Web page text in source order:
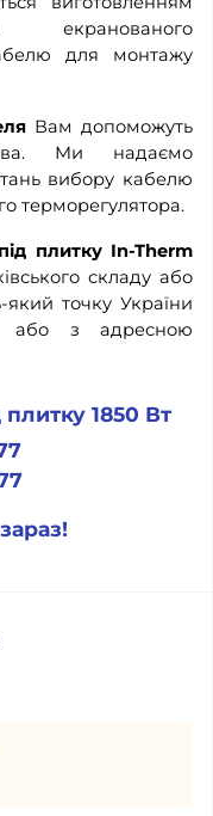
екранованого
для монтажу
Вам допоможуть
Ми надаємо
вибору кабелю
терморегулятора.
плитку In-Therm
складу або
точку України
або з адресною
плитку 1850 Вт